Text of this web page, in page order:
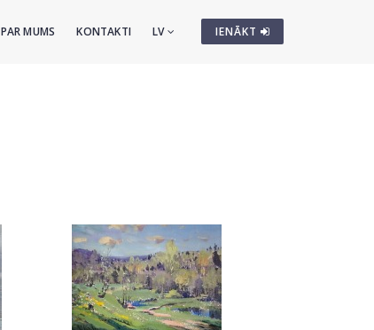
IENĀKT
PAR MUMS KONTAKTI LV